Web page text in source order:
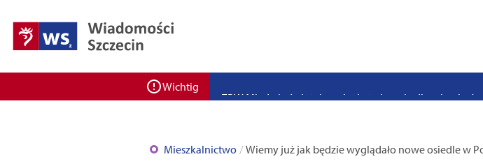
Wichtig
Mieszkalnictwo Wiemy już jak będzie wyglądało nowe osiedle w